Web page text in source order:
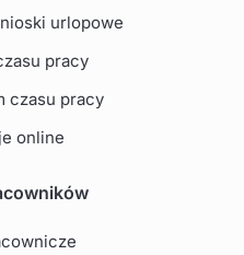
urlopowe
pracy
czasu pracy
online